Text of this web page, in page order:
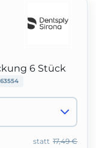
6 Stück
17,49 €
statt